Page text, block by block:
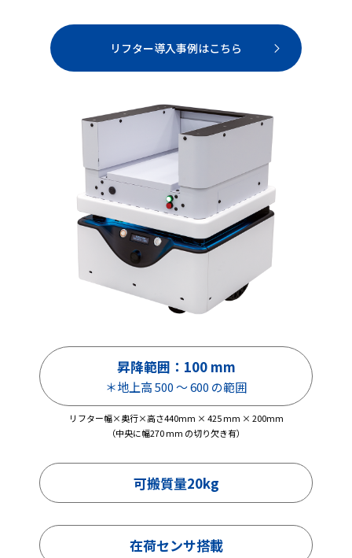
リフター導入事例はこちら
昇降範囲：100 mm
＊地上高 500 ～ 600 の範囲
リフター幅×奥行×高さ440mm × 425 mm × 200mm
（中央に幅270 mm の切り欠き有）
可搬質量20kg
在荷センサ搭載